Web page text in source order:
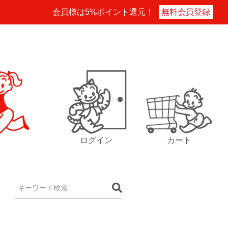
会員様は5%ポイント還元！ 無料会員登録
ログイン カート